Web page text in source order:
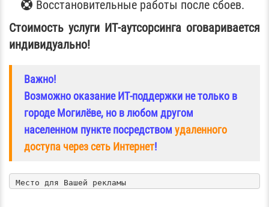
Восстановительные работы после сбоев.
Стоимость услуги ИТ-аутсорсинга оговаривается
индивидуально!
Важно!
Возможно оказание ИТ-поддержки не только в
городе Могилёве, но в любом другом
населенном пункте посредством удаленного
доступа через сеть Интернет!